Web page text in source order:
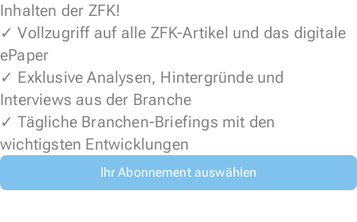
Inhalten der ZFK!
✓ Vollzugriff auf alle ZFK-Artikel und das digitale
ePaper
✓ Exklusive Analysen, Hintergründe und
Interviews aus der Branche
✓ Tägliche Branchen-Briefings mit den
wichtigsten Entwicklungen
Ihr Abonnement auswählen